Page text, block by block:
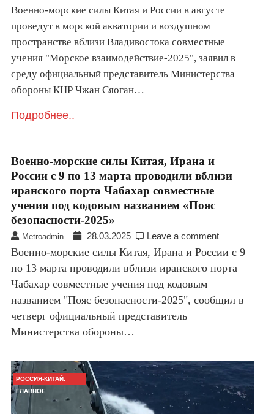
Военно-морские силы Китая и России в августе
проведут в морской акватории и воздушном
пространстве вблизи Владивостока совместные
учения "Морское взаимодействие-2025", заявил в
среду официальный представитель Министерства
обороны КНР Чжан Сяоган…
Подробнее..
Военно-морские силы Китая, Ирана и
России с 9 по 13 марта проводили вблизи
иранского порта Чабахар совместные
учения под кодовым названием «Пояс
безопасности-2025»
Metroadmin 28.03.2025 Leave a comment
Военно-морские силы Китая, Ирана и России с 9
по 13 марта проводили вблизи иранского порта
Чабахар совместные учения под кодовым
названием "Пояс безопасности-2025", сообщил в
четверг официальный представитель
Министерства обороны…
РОССИЯ-КИТАЙ:
ГЛАВНОЕ